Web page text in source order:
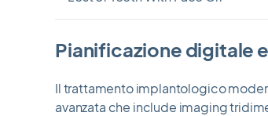
Pianificazione digitale
Il trattamento implantologico
avanzata che include imaging